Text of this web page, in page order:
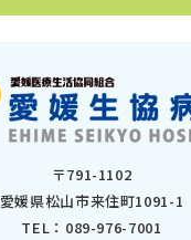
〒791-1102
愛媛県松山市来住町1091-1
TEL： 089-976-7001